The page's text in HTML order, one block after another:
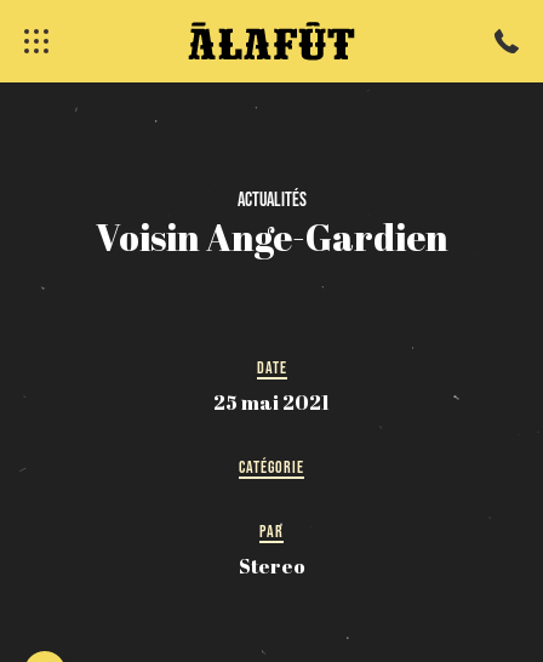
Actualités
VoisinAnge-Gardien
DATE
25 mai 2021
CATÉGORIE
PAR
Stereo